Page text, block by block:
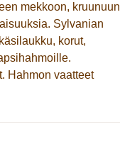
mekkoon, kruunuun
Sylvanian
korut,
Hahmon vaatteet